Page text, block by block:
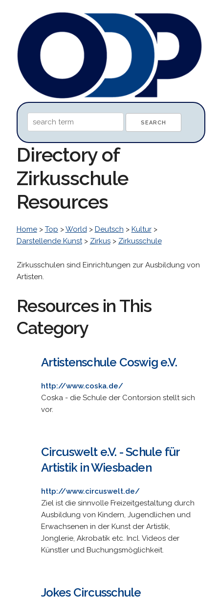
Directory of
Zirkusschule
Resources
Home> Top >World> Deutsch > Kultur>
Darstellende Kunst> Zirkus> Zirkusschule
Zirkusschulen sind Einrichtungen zur Ausbildung von
Artisten.
Resources in This
Category
Artistenschule Coswig e.V.
http://www.coska.de/
Coska - die Schule der Contorsion stellt sich
vor.
Circuswelt e.V. - Schule für
Artistik in Wiesbaden
http://www.circuswelt.de/
Ziel ist die sinnvolle Freizeitgestaltung durch
Ausbildung von Kindern, Jugendlichen und
Erwachsenen in der Kunst der Artistik,
Jonglerie, Akrobatik etc. Incl. Videos der
Künstler und Buchungsmöglichkeit.
Jokes Circusschule